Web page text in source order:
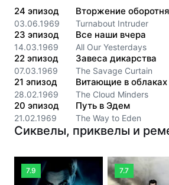
24 эпизод
03.06.1969
Вторжение оборотня
Turnabout Intruder
23 эпизод
14.03.1969
Все наши вчера
All Our Yesterdays
22 эпизод
07.03.1969
Завеса дикарства
The Savage Curtain
21 эпизод
28.02.1969
Витающие в облаках
The Cloud Minders
20 эпизод
21.02.1969
Путь в Эдем
The Way to Eden
Сиквелы, приквелы и
7.9 7.7